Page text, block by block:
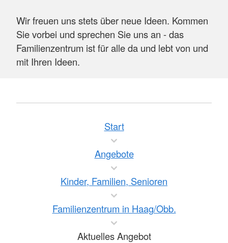
Wir freuen uns stets über neue Ideen. Kommen
Sie vorbei und sprechen Sie uns an - das
Familienzentrum ist für alle da und lebt von und
mit Ihren Ideen.
Start
Angebote
Kinder, Familien, Senioren
Familienzentrum in Haag/Obb.
Aktuelles Angebot